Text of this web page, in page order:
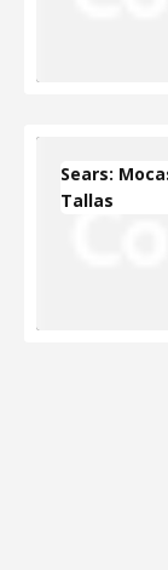
Sears:
Tallas